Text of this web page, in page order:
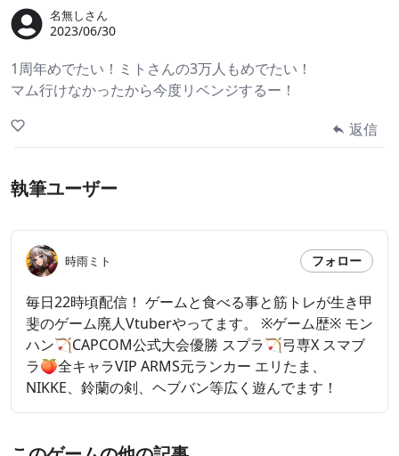
名無しさん
2023/06/30
1周年めでたい！ミトさんの3万人もめでたい！
マム行けなかったから今度リベンジするー！
返信
執筆ユーザー
時雨ミト フォロー
毎日22時頃配信！ ゲームと食べる事と筋トレが生き甲
斐のゲーム廃人Vtuberやってます。 ※ゲーム歴※ モン
ハン🏹CAPCOM公式大会優勝 スプラ🏹弓専X スマブ
ラ🍑全キャラVIP ARMS元ランカー エリたま、
NIKKE、鈴蘭の剣、ヘブバン等広く遊んでます！